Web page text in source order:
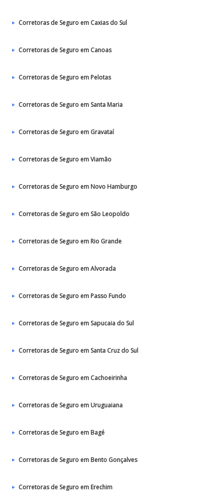
Corretoras de Seguro em Caxias do Sul
Corretoras de Seguro em Canoas
Corretoras de Seguro em Pelotas
Corretoras de Seguro em Santa Maria
Corretoras de Seguro em Gravataí
Corretoras de Seguro em Viamão
Corretoras de Seguro em Novo Hamburgo
Corretoras de Seguro em São Leopoldo
Corretoras de Seguro em Rio Grande
Corretoras de Seguro em Alvorada
Corretoras de Seguro em Passo Fundo
Corretoras de Seguro em Sapucaia do Sul
Corretoras de Seguro em Santa Cruz do Sul
Corretoras de Seguro em Cachoeirinha
Corretoras de Seguro em Uruguaiana
Corretoras de Seguro em Bagé
Corretoras de Seguro em Bento Gonçalves
Corretoras de Seguro em Erechim